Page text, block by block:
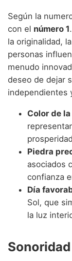
Según la
con el número 1
la originalidad,
personas
menudo
deseo de dejar
independientes
Color de
Piedra
asociados
confianza
Día
Sol, que
la luz